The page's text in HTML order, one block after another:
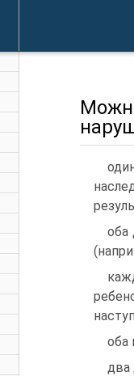
оба
оба
два